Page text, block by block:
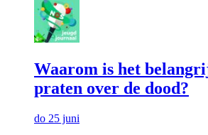
Waarom is het
praten over de dood?
do 25 juni